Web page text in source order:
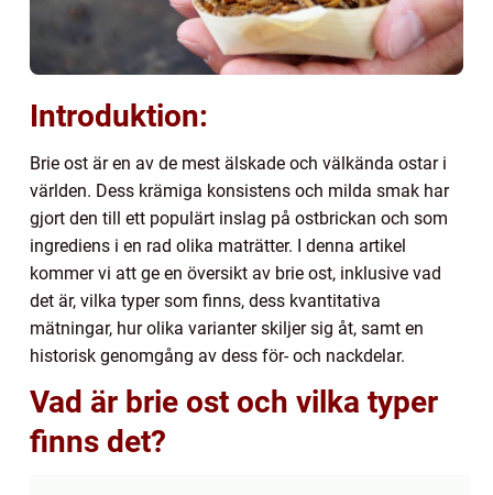
Introduktion:
Brie ost är en av de mest älskade och välkända ostar i
världen. Dess krämiga konsistens och milda smak har
gjort den till ett populärt inslag på ostbrickan och som
ingrediens i en rad olika maträtter. I denna artikel
kommer vi att ge en översikt av brie ost, inklusive vad
det är, vilka typer som finns, dess kvantitativa
mätningar, hur olika varianter skiljer sig åt, samt en
historisk genomgång av dess för- och nackdelar.
Vad är brie ost och vilka typer
finns det?